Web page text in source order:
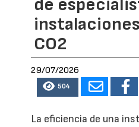
de
CO2
29/07/2026
504
La eficiencia de una